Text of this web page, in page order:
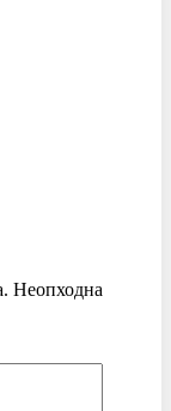
Неопходна